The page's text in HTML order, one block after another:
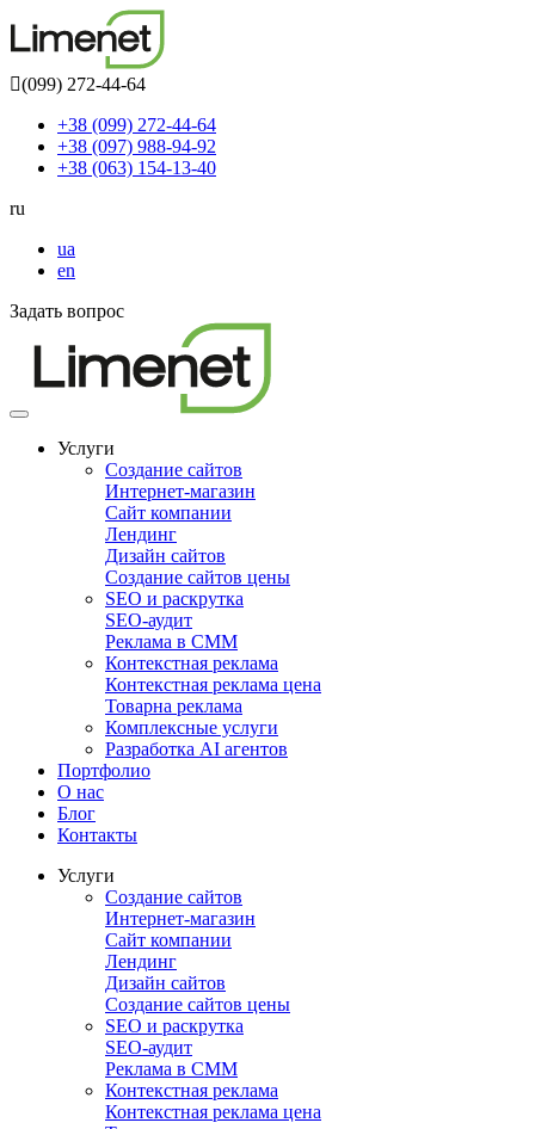
(099) 272-44-64
+38 (099) 272-44-64
+38 (097) 988-94-92
+38 (063) 154-13-40
ru
ua
en
Задать вопрос
Toggle
navigationУслуги
Создание сайтов
Интернет-магазин
Сайт компании
Лендинг
Дизайн сайтов
Создание сайтов цены
SEO и раскрутка
SEO-аудит
Реклама в СММ
Контекстная реклама
Контекстная реклама цена
Товарна реклама
Комплексные услуги
Разработка AI агентов
Портфолио
О нас
Блог
Контакты
Услуги
Создание сайтов
Интернет-магазин
Сайт компании
Лендинг
Дизайн сайтов
Создание сайтов цены
SEO и раскрутка
SEO-аудит
Реклама в СММ
Контекстная реклама
Контекстная реклама цена